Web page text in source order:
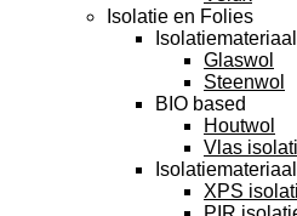
Isolatie en Folies
Glaswol
Steenwol
BIO based
Houtwol
Vlas
XPS